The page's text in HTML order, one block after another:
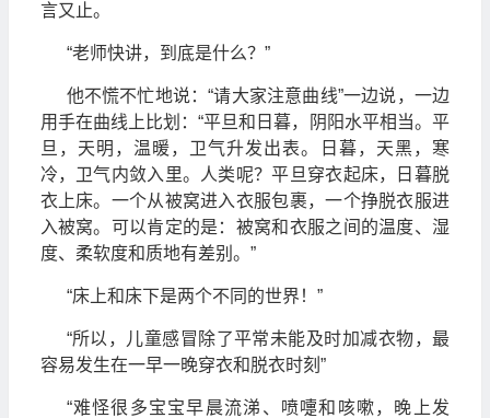
言又止。
“老师快讲，到底是什么？”
他不慌不忙地说：“请大家注意曲线”一边说，一边
用手在曲线上比划：“平旦和日暮，阴阳水平相当。平
旦，天明，温暖，卫气升发出表。日暮，天黑，寒
冷，卫气内敛入里。人类呢？平旦穿衣起床，日暮脱
衣上床。一个从被窝进入衣服包裹，一个挣脱衣服进
入被窝。可以肯定的是：被窝和衣服之间的温度、湿
度、柔软度和质地有差别。”
“床上和床下是两个不同的世界！”
“所以，儿童感冒除了平常未能及时加减衣物，最
容易发生在一早一晚穿衣和脱衣时刻”
“难怪很多宝宝早晨流涕、喷嚏和咳嗽，晚上发